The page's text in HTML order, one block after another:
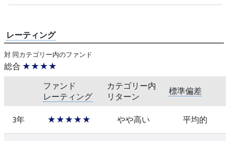
レーティング
対 同カテゴリー内のファンド
総合 ★★★★
ファンド
レーティング
カテゴリー内
リターン
標準偏差
3年 ★★★★★ やや高い 平均的